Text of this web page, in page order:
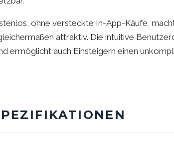
ohne versteckte In-App-Käufe,
attraktiv. Die intuitive
ermöglicht auch Einsteigern einen